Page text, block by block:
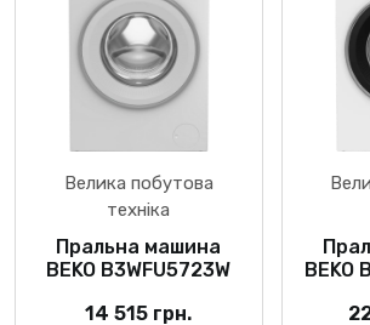
Велика побутова
техніка
Пральна машина
BEKO B3WFU5723W
14 515 грн.
BEKO